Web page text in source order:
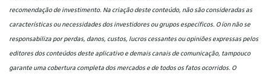
recomendação de investimento. Na criação deste conteúdo, não são consideradas as
características ou necessidades dos investidores ou grupos específicos. O íon não se
responsabiliza por perdas, danos, custos, lucros cessantes ou opiniões expressas pelos
editores dos conteúdos deste aplicativo e demais canais de comunicação, tampouco
garante uma cobertura completa dos mercados e de todos os fatos ocorridos. O